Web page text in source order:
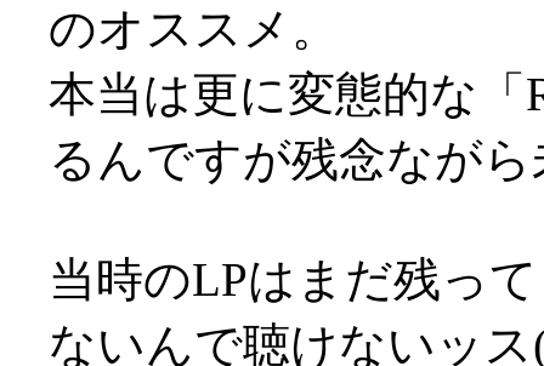
のオススメ。
本当は更に変態的な「
るんですが残念なが
当時のLPはまだ残っ
ないんで聴けないッス